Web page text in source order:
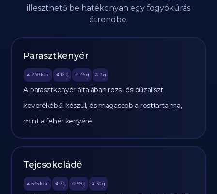
illeszthető be hatékonyan egy fogyókúrás
étrendbe.
Parasztkenyér
🔥 240 kcal 🥩 12 g 🥔 45g 🫒 3 g
A parasztkenyér általában rozs- és búzaliszt
keverékéből készül, és magasabb a rosttartalma,
mint a fehér kenyéré.
Tejcsokoládé
🔥 535 kcal 🥩 7 g 🥔 59g 🫒 30 g